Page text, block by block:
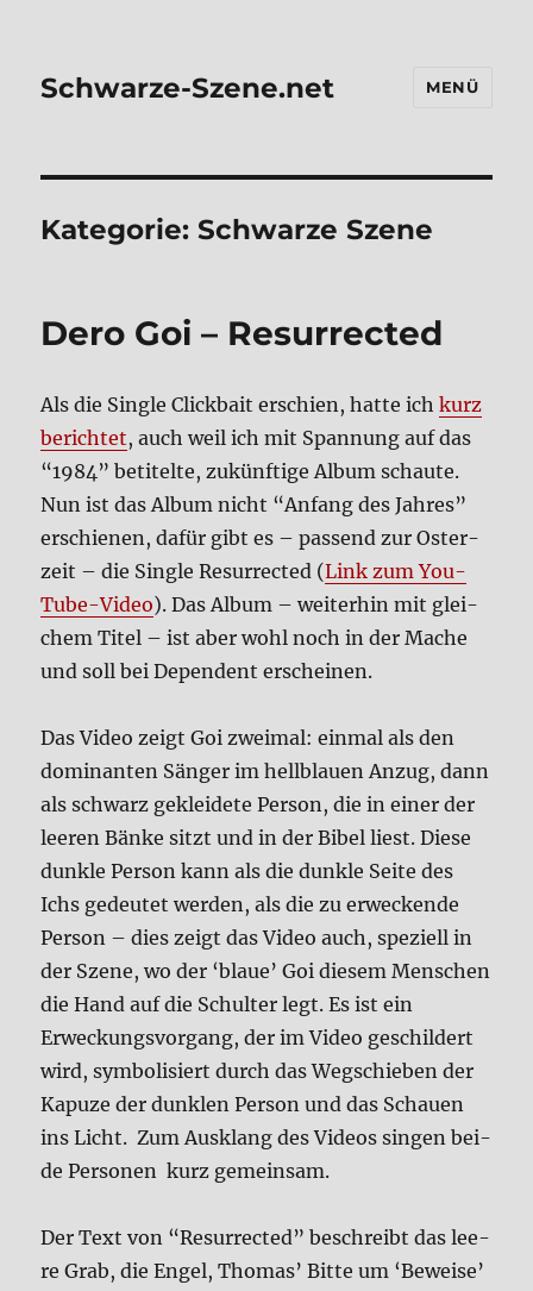
Schwarze-Szene.net MENÜ
Kategorie:Schwarze Szene
Dero Goi – Resur­rec­ted
Als die Sin­gle Click­bait erschien, hat­te ichkurz
berich­tet, auch weil ich mit Span­nung auf das
“1984” beti­tel­te, zukünf­ti­ge Album schau­te.
Nun ist das Album nicht “Anfang des Jah­res”
erschie­nen, dafür gibt es – pas­send zur Oster­
zeit – die Sin­gle Resur­rec­ted (Link zum You­
Tube-Video). Das Album – wei­ter­hin mit glei­
chem Titel – ist aber wohl noch in der Mache
und soll bei Depen­dent erschei­nen.
Das Video zeigt Goi zwei­mal: ein­mal als den
domi­nan­ten Sän­ger im hell­blau­en Anzug, dann
als schwarz geklei­de­te Per­son, die in einer der
lee­ren Bän­ke sitzt und in der Bibel liest. Die­se
dunk­le Per­son kann als die dunk­le Sei­te des
Ichs gedeu­tet wer­den, als die zu erwecken­de
Per­son – dies zeigt das Video auch, spe­zi­ell in
der Sze­ne, wo der ‘blaue’ Goi die­sem Men­schen
die Hand auf die Schul­ter legt. Es ist ein
Erweckungs­vor­gang, der im Video geschil­dert
wird, sym­bo­li­siert durch das Weg­schie­ben der
Kapu­ze der dunk­len Per­son und das Schau­en
ins Licht. Zum Aus­klang des Vide­os sin­gen bei­
de Per­so­nen kurz gemein­sam.
Der Text von “Resur­rec­ted” beschreibt das lee­
re Grab, die Engel, Tho­mas’ Bit­te um ‘Bewei­se’